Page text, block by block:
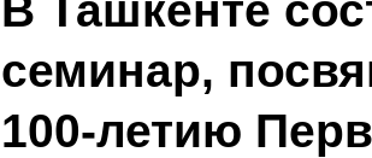
семинар,
100-летию